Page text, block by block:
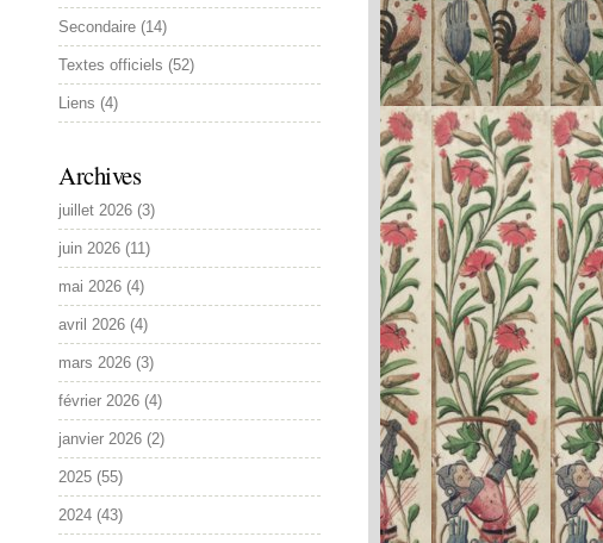
Secondaire (14)
Textes officiels (52)
Liens (4)
Archives
juillet 2026 (3)
juin 2026 (11)
mai 2026 (4)
avril 2026 (4)
mars 2026 (3)
février 2026 (4)
janvier 2026 (2)
2025 (55)
2024 (43)